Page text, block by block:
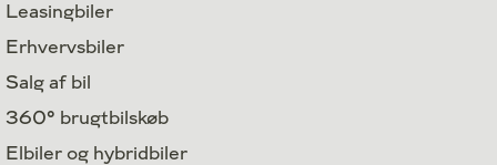
Leasingbiler
Erhvervsbiler
Salg af bil
360° brugtbilskøb
Elbiler og hybridbiler